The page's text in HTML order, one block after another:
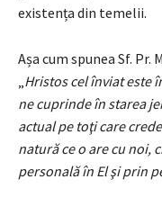
existența din temelii.
Așa cum spunea Sf.
Hristos cel înviat este
ne cuprinde în starea
actual pe toţi care
natură ce o are cu noi,
personală în El şi prin